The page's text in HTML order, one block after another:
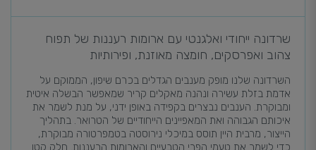
שרדונה ייחודי ואלגנטי עם ארומות רעננות של תפוח
צהוב ואפרסקים, חומצה מאוזנת, ופירותיות
השרדונה שלנו מופק מענבים הגדלים בכרם שיפון, הממוקם על
אדמת בזלת עשירה ונהנה מאקלים קריר שמאפשר הבשלה איטית
ומבוקרת. הענבים נבצרים בקפידה באופן ידני, על מנת לשמר את
איכותם הגבוהה ואת המאפיינים הייחודיים של הטרואר. בתהליך
הייצור, מרבית היין תוסס במיכלי נירוסטה בטמפרטורה מבוקרת,
כדי לשמר את טעמי הפרי הטבעיים והארומות הרעננות. חלק קטן